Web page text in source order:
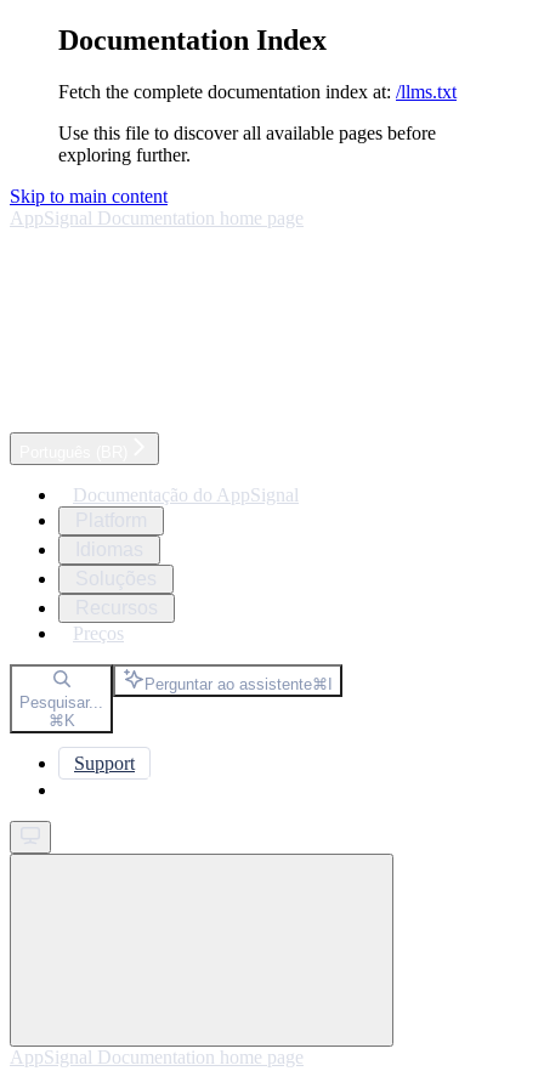
Documentation Index
Fetch the complete documentation index at: /llms.txt
Use this file to discover all available pages before
exploring further.
Skip to main content
AppSignal Documentation home page
Documentação do AppSignal
Preços
Pesquisar...
⌘K
Perguntar ao assistente⌘I
Support
AppSignal Documentation home page